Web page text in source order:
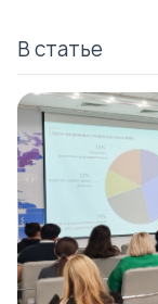
В статье